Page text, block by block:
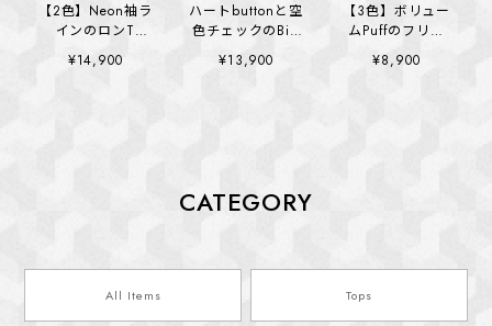
【2色】Neon袖ラ
インのロンT
(kai1355)
¥14,900
ハートbuttonと空
色チェックのBig
collar ワンピース
(kai1328)
¥13,900
【3色】ボリュー
ムPuffのフリル
Cotton blouse
(kai1365)
¥8,900
CATEGORY
All Items Tops